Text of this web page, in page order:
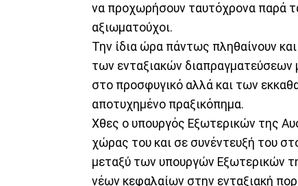
να προχωρήσουν ταυτόχρονα παρά
αξιωματούχοι.
Την ίδια ώρα πάντως πληθαίνουν
των ενταξιακών διαπραγματεύσεων
στο προσφυγικό αλλά και των
αποτυχημένο πραξικόπημα.
Χθες ο υπουργός Εξωτερικών της
χώρας του και σε συνέντευξή του
μεταξύ των υπουργών Εξωτερικών
νέων κεφαλαίων στην ενταξιακή